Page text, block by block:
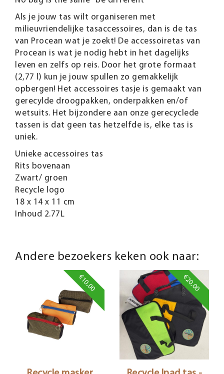
Als je jouw tas wilt organiseren met
milieuvriendelijke tasaccessoires, dan is de tas
van Procean wat je zoekt! De accessoiretas van
Procean is wat je nodig hebt in het dagelijks
leven en zelfs op reis. Door het grote formaat
(2,77 l) kun je jouw spullen zo gemakkelijk
opbergen! Het accessoires tasje is gemaakt van
gerecylde droogpakken, onderpakken en/of
wetsuits. Het bijzondere aan onze gerecyclede
tassen is dat geen tas hetzelfde is, elke tas is
uniek.
Unieke accessoires tas
Rits bovenaan
Zwart/ groen
Recycle logo
18 x 14 x 11 cm
Inhoud 2.77L
Andere bezoekers keken ook naar:
€10,00 €20,00